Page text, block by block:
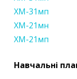
ХМ-31мп
ХМ-21мн
ХМ-21мп
Навчальні